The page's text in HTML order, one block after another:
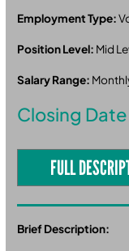
Employment Type:
Position Level: Mid
Salary Range:
Closing
FULL
Brief Description: